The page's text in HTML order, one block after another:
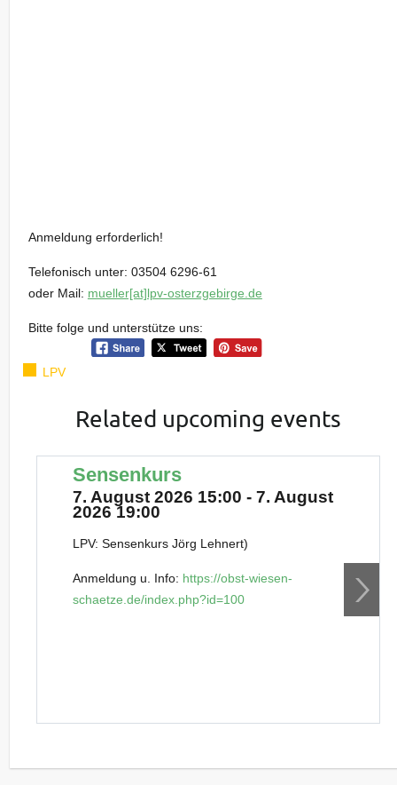
Anmeldung erforderlich!
Telefonisch unter: 03504 6296-61
oder Mail: mueller[at]lpv-osterzgebirge.de
Bitte folge und unterstütze uns:
LPV
Related upcoming events
Sensenkurs
7. August 2026 15:00 - 7. August
2026 19:00
LPV: Sensenkurs Jörg Lehnert)
Anmeldung u. Info: https://obst-wiesen-
schaetze.de/index.php?id=100